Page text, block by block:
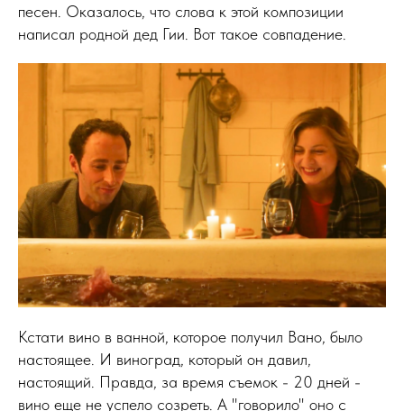
песен. Оказалось, что слова к этой композиции
написал родной дед Гии. Вот такое совпадение.
Кстати вино в ванной, которое получил Вано, было
настоящее. И виноград, который он давил,
настоящий. Правда, за время съемок - 20 дней -
вино еще не успело созреть. А "говорило" оно с